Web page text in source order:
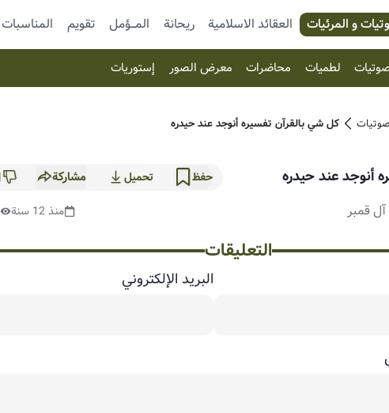
و المرئیات العقائد الاسلامية ريحانة المـــؤمل تقویم المناسبات
لطميات محاضرات معرض الصور إستوریات
كل شي بالقرآن تفسيره أنوجد عند حيدره
أنوجد عند حيدره حفظ تحميل مشاركة |
قمبر منذ 12 سنة
التعليقات
البريد الإلكتروني